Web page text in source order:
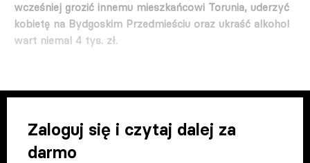
wcześniej grozić innemu mieszkańcowi Torunia, uderzyć
kobietę na Bydgoskim Przedmieściu oraz ukraść alkohol
wart niemal 4 tys. zł.
Zaloguj się i czytaj dalej za
darmo